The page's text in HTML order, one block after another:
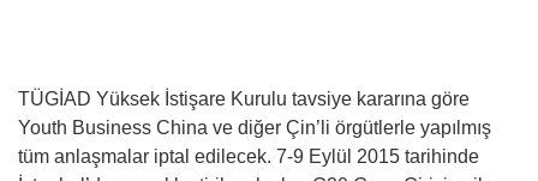
TÜGİAD Yüksek İstişare Kurulu tavsiye kararına göre
Youth Business China ve diğer Çin’li örgütlerle yapılmış
tüm anlaşmalar iptal edilecek. 7-9 Eylül 2015 tarihinde